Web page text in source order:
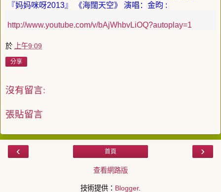
『妈妈咪呀2013』 《海闊天空》 演唱：金昀 :
http://www.youtube.com/v/bAjWhbvLiOQ?autoplay=1
於 上午9:09
分享
沒有留言:
張貼留言
‹ ›
首頁
查看網路版
技術提供： Blogger.